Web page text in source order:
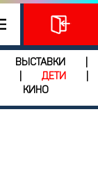
ВЫСТАВКИ
ДЕТИ
КИНО